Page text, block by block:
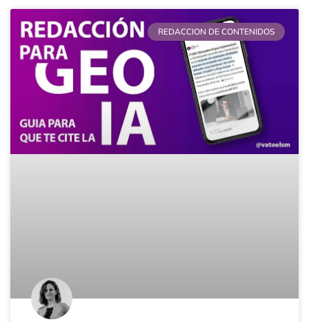
REDACCION DE CONTENIDOS